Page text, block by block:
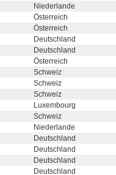
Niederlande
Österreich
Österreich
Deutschland
Deutschland
Österreich
Schweiz
Schweiz
Schweiz
Luxembourg
Schweiz
Niederlande
Deutschland
Deutschland
Deutschland
Deutschland